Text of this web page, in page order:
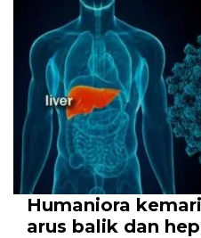
Humaniora
arus balik dan